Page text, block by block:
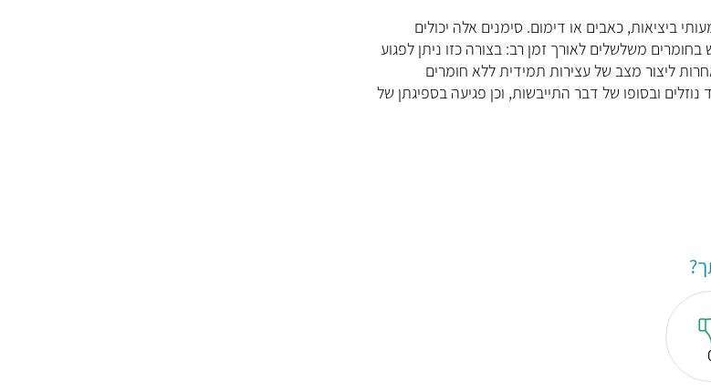
ביציאות, כאבים או דימום. סימנים אלה יכולים
משלשלים לאורך זמן רב: בצורה כזו ניתן לפגוע
ליצור מצב של עצירות תמידית ללא חומרים
ובסופו של דבר התייבשות, וכן פגיעה בספיגתן של